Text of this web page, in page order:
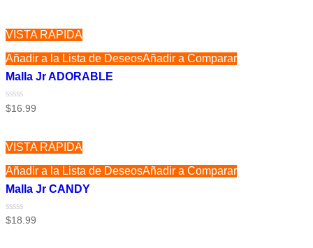
VISTA RÁPIDA
Añadir a la Lista de DeseosAñadir a Comparar
Malla Jr ADORABLE
Valorado
5
$16.99
VISTA RÁPIDA
Añadir a la Lista de DeseosAñadir a Comparar
Malla Jr CANDY
Valorado
$18.99